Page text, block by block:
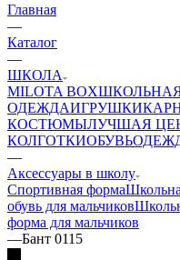
Главная
—
Каталог
—
ШКОЛА
MILOTA BOX
ОДЕЖДАИГРУШКИ
КОСТЮМЫЛУЧШАЯ
КОЛГОТКИОБУВЬ
—
Аксессуары в школу
Спортивная форма
обувь для мальчиков
форма для мальчиков
—Бант 0115